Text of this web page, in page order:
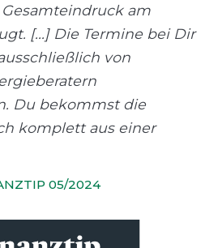
am
[...] Die Termine bei Dir
von
Du bekommst die
komplett aus einer
05/2024